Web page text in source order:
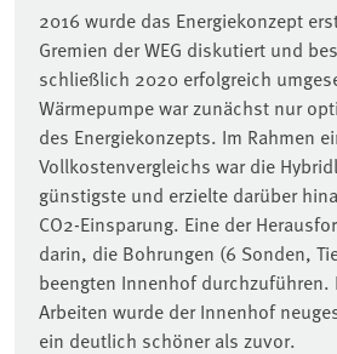
2016 wurde das Energiekonzept
Gremien der WEG diskutiert und
schließlich 2020 erfolgreich
Wärmepumpe war zunächst nur
des Energiekonzepts. Im Rahmen
Vollkostenvergleichs war die
günstigste und erzielte darüber
CO2-Einsparung. Eine der
darin, die Bohrungen (6 Sonden,
beengten Innenhof durchzuführen.
Arbeiten wurde der Innenhof
ein deutlich schöner als zuvor.